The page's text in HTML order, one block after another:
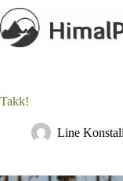
Hopp
til
innholdet
Takk!
Line Konstali